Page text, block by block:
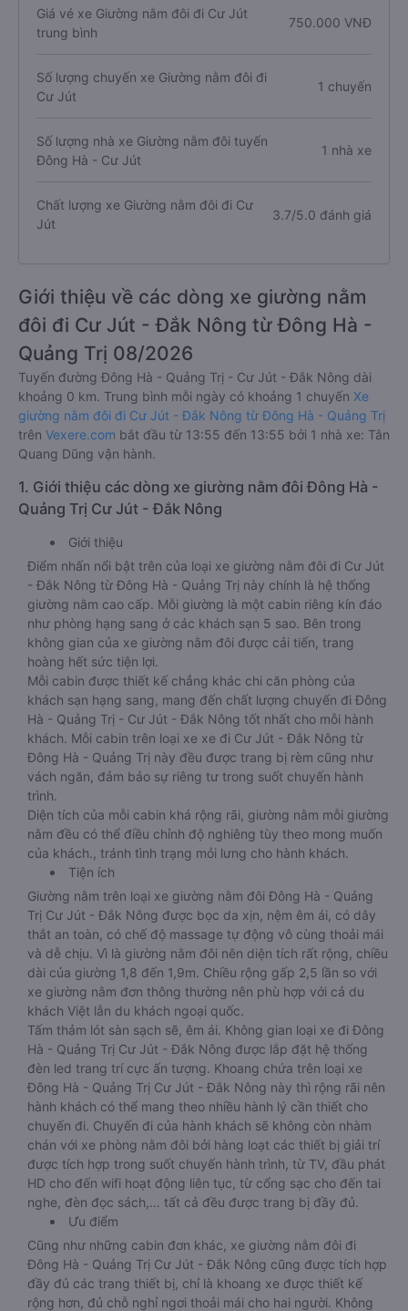
Giá vé xe Giường nằm đôi đi Cư Jút
trung bình
750.000 VNĐ
Số lượng chuyến xe Giường nằm đôi đi
Cư Jút
1 chuyến
Số lượng nhà xe Giường nằm đôi tuyến
Đông Hà - Cư Jút
1 nhà xe
Chất lượng xe Giường nằm đôi đi Cư
Jút
3.7/5.0 đánh giá
Giới thiệu về các dòng xe giường nằm
đôi đi Cư Jút - Đắk Nông từ Đông Hà -
Quảng Trị 08/2026
Tuyến đường Đông Hà - Quảng Trị - Cư Jút - Đắk Nông dài
khoảng 0 km. Trung bình mỗi ngày có khoảng 1 chuyến Xe
giường nằm đôi đi Cư Jút - Đắk Nông từ Đông Hà - Quảng Trị
trên Vexere.com bắt đầu từ 13:55 đến 13:55 bởi 1 nhà xe: Tân
Quang Dũng vận hành.
1. Giới thiệu các dòng xe giường nằm đôi Đông Hà -
Quảng Trị Cư Jút - Đắk Nông
Giới thiệu
Điểm nhấn nổi bật trên của loại xe giường nằm đôi đi Cư Jút
- Đắk Nông từ Đông Hà - Quảng Trị này chính là hệ thống
giường nằm cao cấp. Mỗi giường là một cabin riêng kín đáo
như phòng hạng sang ở các khách sạn 5 sao. Bên trong
không gian của xe giường nằm đôi được cải tiến, trang
hoàng hết sức tiện lợi.
Mỗi cabin được thiết kế chẳng khác chi căn phòng của
khách sạn hạng sang, mang đến chất lượng chuyến đi Đông
Hà - Quảng Trị - Cư Jút - Đắk Nông tốt nhất cho mỗi hành
khách. Mỗi cabin trên loại xe xe đi Cư Jút - Đắk Nông từ
Đông Hà - Quảng Trị này đều được trang bị rèm cũng như
vách ngăn, đảm bảo sự riêng tư trong suốt chuyến hành
trình.
Diện tích của mỗi cabin khá rộng rãi, giường nằm mỗi giường
nằm đều có thể điều chỉnh độ nghiêng tùy theo mong muốn
của khách., tránh tình trạng mỏi lưng cho hành khách.
Tiện ích
Giường nằm trên loại xe giường nằm đôi Đông Hà - Quảng
Trị Cư Jút - Đắk Nông được bọc da xịn, nệm êm ái, có dây
thắt an toàn, có chế độ massage tự động vô cùng thoải mái
và dễ chịu. Vì là giường nằm đôi nên diện tích rất rộng, chiều
dài của giường 1,8 đến 1,9m. Chiều rộng gấp 2,5 lần so với
xe giường nằm đơn thông thường nên phù hợp với cả du
khách Việt lẫn du khách ngoại quốc.
Tấm thảm lót sàn sạch sẽ, êm ái. Không gian loại xe đi Đông
Hà - Quảng Trị Cư Jút - Đắk Nông được lắp đặt hệ thống
đèn led trang trí cực ấn tượng. Khoang chứa trên loại xe
Đông Hà - Quảng Trị Cư Jút - Đắk Nông này thì rộng rãi nên
hành khách có thể mang theo nhiều hành lý cần thiết cho
chuyến đi. Chuyến đi của hành khách sẽ không còn nhàm
chán với xe phòng nằm đôi bởi hàng loạt các thiết bị giải trí
được tích hợp trong suốt chuyến hành trình, từ TV, đầu phát
HD cho đến wifi hoạt động liên tục, từ cổng sạc cho đến tai
nghe, đèn đọc sách,… tất cả đều được trang bị đầy đủ.
Ưu điểm
Cũng như những cabin đơn khác, xe giường nằm đôi đi
Đông Hà - Quảng Trị Cư Jút - Đắk Nông cũng được tích hợp
đầy đủ các trang thiết bị, chỉ là khoang xe được thiết kế
rộng hơn, đủ chỗ nghỉ ngơi thoải mái cho hai người. Không